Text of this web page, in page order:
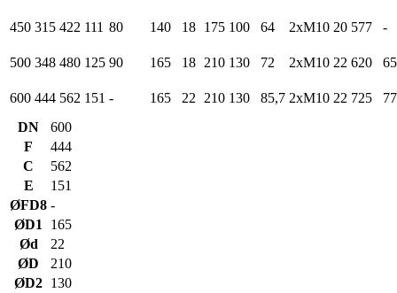
450 315 422 111 80 140 18 175 100 64 2xM10 20 577 -
500 348 480 125 90 165 18 210 130 72 2xM10 22 620
600 444 562 151 - 165 22 210 130 85,7 2xM10 22 725
DN
600
F
444
C
562
E
151
ØFD8 -
ØD1
165
Ød
22
ØD
210
ØD2 130